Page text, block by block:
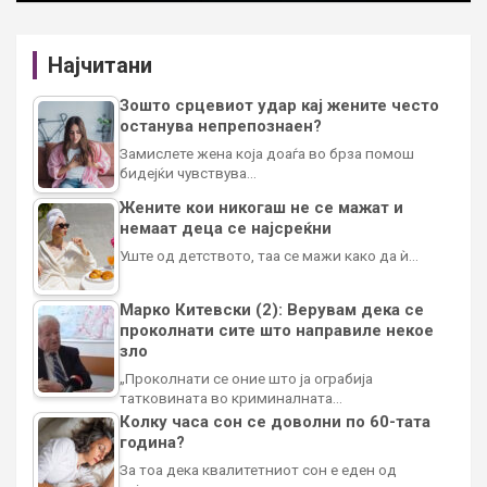
Најчитани
Зошто срцевиот удар кај жените често
останува непрепознаен?
Замислете жена која доаѓа во брза помош
бидејќи чувствува…
Жените кои никогаш не се мажат и
немаат деца се најсреќни
Уште од детството, таа се мажи како да ѝ…
Марко Китевски (2): Верувам дека се
проколнати сите што направиле некое
зло
„Проколнати се оние што ја ограбија
татковината во криминалната…
Колку часа сон се доволни по 60-тата
година?
За тоа дека квалитетниот сон е еден од